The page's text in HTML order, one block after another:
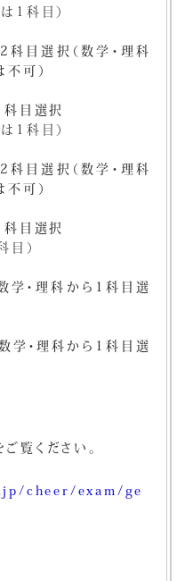
1科目）
2科目選択 （数学・理科
可）
科目選択
1科目）
2科目選択 （数学・理科
可）
科目選択
）
数学・理科から1科目選
学・理科から1科目選
覧ください。
cheer/exam/ge